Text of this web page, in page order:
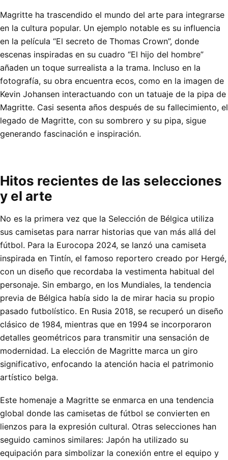
Magritte ha trascendido el mundo del arte para integrarse
en la cultura popular. Un ejemplo notable es su influencia
en la película “El secreto de Thomas Crown”, donde
escenas inspiradas en su cuadro “El hijo del hombre”
añaden un toque surrealista a la trama. Incluso en la
fotografía, su obra encuentra ecos, como en la imagen de
Kevin Johansen interactuando con un tatuaje de la pipa de
Magritte. Casi sesenta años después de su fallecimiento, el
legado de Magritte, con su sombrero y su pipa, sigue
generando fascinación e inspiración.
Hitos recientes de las selecciones
y el arte
No es la primera vez que la Selección de Bélgica utiliza
sus camisetas para narrar historias que van más allá del
fútbol. Para la Eurocopa 2024, se lanzó una camiseta
inspirada en Tintín, el famoso reportero creado por Hergé,
con un diseño que recordaba la vestimenta habitual del
personaje. Sin embargo, en los Mundiales, la tendencia
previa de Bélgica había sido la de mirar hacia su propio
pasado futbolístico. En Rusia 2018, se recuperó un diseño
clásico de 1984, mientras que en 1994 se incorporaron
detalles geométricos para transmitir una sensación de
modernidad. La elección de Magritte marca un giro
significativo, enfocando la atención hacia el patrimonio
artístico belga.
Este homenaje a Magritte se enmarca en una tendencia
global donde las camisetas de fútbol se convierten en
lienzos para la expresión cultural. Otras selecciones han
seguido caminos similares: Japón ha utilizado su
equipación para simbolizar la conexión entre el equipo y